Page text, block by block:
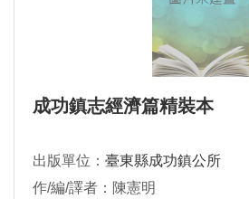
成功鎮志經濟篇精裝本
出版單位： 臺東縣成功鎮公所
作/編/譯者：陳憲明